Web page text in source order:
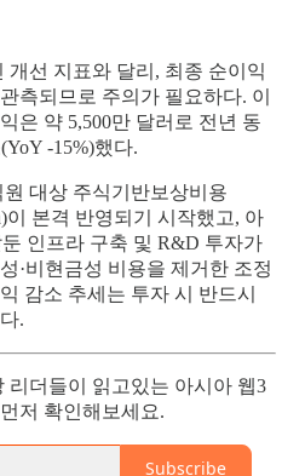
개선 지표와 달리, 최종 순이익
측되므로 주의가 필요하다. 이
은 약 5,500만 달러로 전년 동
-15%)했다.
대상 주식기반보상비용
이 본격 반영되기 시작했고, 아
인프라 구축 및 R&D 투자가
·비현금성 비용을 제거한 조정
감소 추세는 투자 시 반드시
.
리더들이 읽고있는 아시아 웹3
저 확인해보세요.
Subscribe